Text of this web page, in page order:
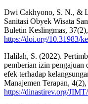
Dwi Cakhyono, S. N., &
Sanitasi Obyek Wisata
Buletin Keslingmas,
https://doi.org/10.31983/
Halilah, S. (2022).
pemberian izin pengajuan
efek terhadap
Manajemen Terapan,
https://dinastirev.org/